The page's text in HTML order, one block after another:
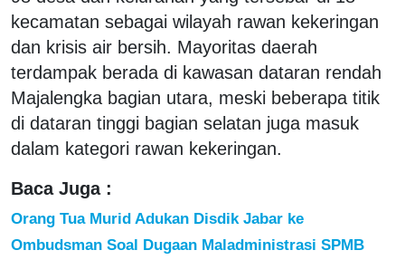
kecamatan sebagai wilayah rawan kekeringan
dan krisis air bersih. Mayoritas daerah
terdampak berada di kawasan dataran rendah
Majalengka bagian utara, meski beberapa titik
di dataran tinggi bagian selatan juga masuk
dalam kategori rawan kekeringan.
Baca Juga :
Orang Tua Murid Adukan Disdik Jabar ke
Ombudsman Soal Dugaan Maladministrasi SPMB